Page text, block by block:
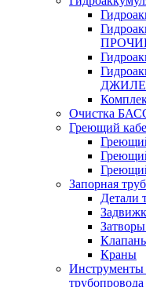
Очистка
Греющий
Запорная
Детали
Краны
трубопровода